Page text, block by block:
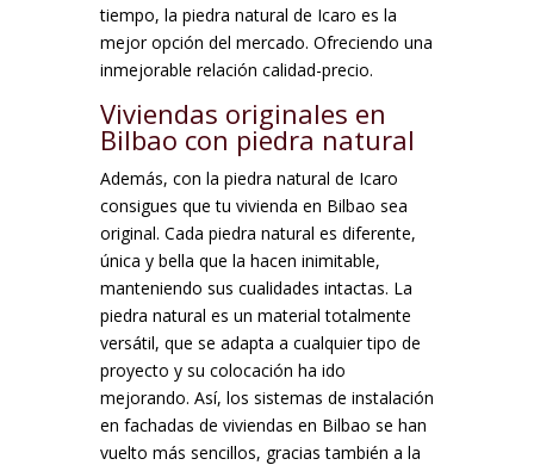
tiempo, la piedra natural de Icaro es la
mejor opción del mercado. Ofreciendo una
inmejorable relación calidad-precio.
Viviendas originales en
Bilbao con piedra natural
Además, con la piedra natural de Icaro
consigues que tu vivienda en Bilbao sea
original. Cada piedra natural es diferente,
única y bella que la hacen inimitable,
manteniendo sus cualidades intactas. La
piedra natural es un material totalmente
versátil, que se adapta a cualquier tipo de
proyecto y su colocación ha ido
mejorando. Así, los sistemas de instalación
en fachadas de viviendas en Bilbao se han
vuelto más sencillos, gracias también a la